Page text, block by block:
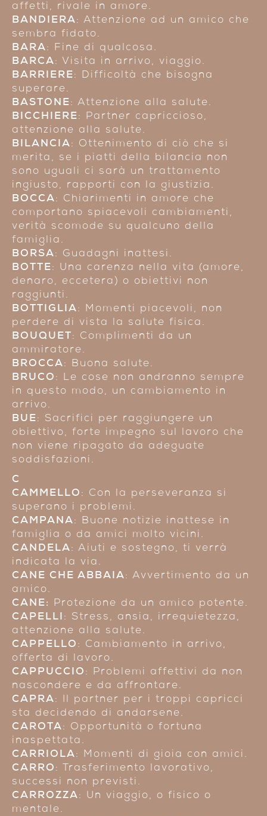
affetti, rivale in amore.
BANDIERA: Attenzione ad un amico che
sembra fidato.
BARA: Fine di qualcosa.
BARCA: Visita in arrivo, viaggio.
BARRIERE: Difficoltà che bisogna
superare.
BASTONE: Attenzione alla salute.
BICCHIERE: Partner capriccioso,
attenzione alla salute.
BILANCIA: Ottenimento di ciò che si
merita, se i piatti della bilancia non
sono uguali ci sarà un trattamento
ingiusto, rapporti con la giustizia.
BOCCA: Chiarimenti in amore che
comportano spiacevoli cambiamenti,
verità scomode su qualcuno della
famiglia.
BORSA: Guadagni inattesi.
BOTTE: Una carenza nella vita (amore,
denaro, eccetera) o obiettivi non
raggiunti.
BOTTIGLIA: Momenti piacevoli, non
perdere di vista la salute fisica.
BOUQUET : Complimenti da un
ammiratore.
BROCCA: Buona salute.
BRUCO : Le cose non andranno sempre
in questo modo, un cambiamento in
arrivo.
BUE: Sacrifici per raggiungere un
obiettivo, forte impegno sul lavoro che
non viene ripagato da adeguate
soddisfazioni.
C
CAMMELLO : Con la perseveranza si
superano i problemi.
CAMPANA: Buone notizie inattese in
famiglia o da amici molto vicini.
CANDELA: Aiuti e sostegno, ti verrà
indicata la via.
CANE CHE ABBAIA: Avvertimento da un
amico.
CANE:
Protezione da un amico potente.
CAPELLI : Stress, ansia, irrequietezza,
attenzione alla salute.
CAPPELLO : Cambiamento in arrivo,
offerta di lavoro.
CAPPUCCIO : Problemi affettivi da non
nascondere e da affrontare.
CAPRA: Il partner per i troppi capricci
sta decidendo di andarsene.
CAROTA: Opportunità o fortuna
inaspettata.
CARRIOLA: Momenti di gioia con amici.
CARRO : Trasferimento lavorativo,
successi non previsti.
CARROZZA: Un viaggio, o fisico o
mentale.